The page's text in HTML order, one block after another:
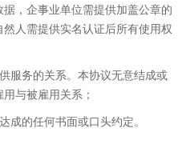
，企事业单位需提供加盖公章的
人需提供实名认证后所有使用权
服务的关系。本协议无意结成或
与被雇用关系；
成的任何书面或口头约定。